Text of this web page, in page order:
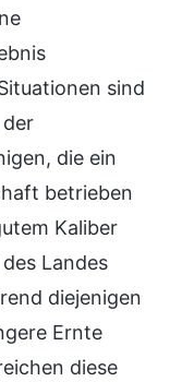
sind
die ein
betrieben
Kaliber
Landes
diejenigen
Ernte
diese